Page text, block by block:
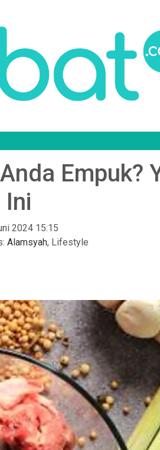
Empuk?
Ini
2024 15:15
Alamsyah, Lifestyle